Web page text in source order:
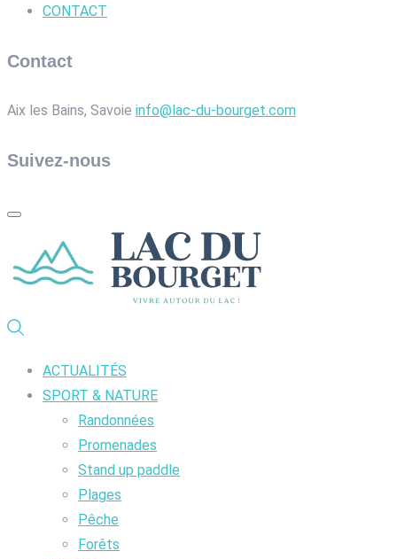
CONTACT
Contact
Aix les Bains, Savoie info@lac-du-bourget.com
Suivez-nous
ACTUALITÉS
SPORT & NATURE
Randonnées
Promenades
Stand up paddle
Plages
Pêche
Forêts